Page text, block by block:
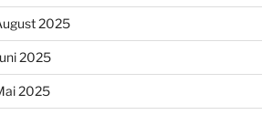
2025
2025
2025